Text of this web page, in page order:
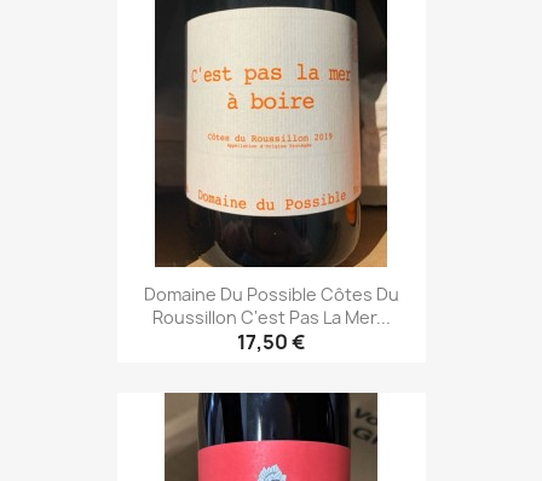
Domaine Du Possible Côtes Du
Roussillon C'est Pas La Mer...
17,50 €